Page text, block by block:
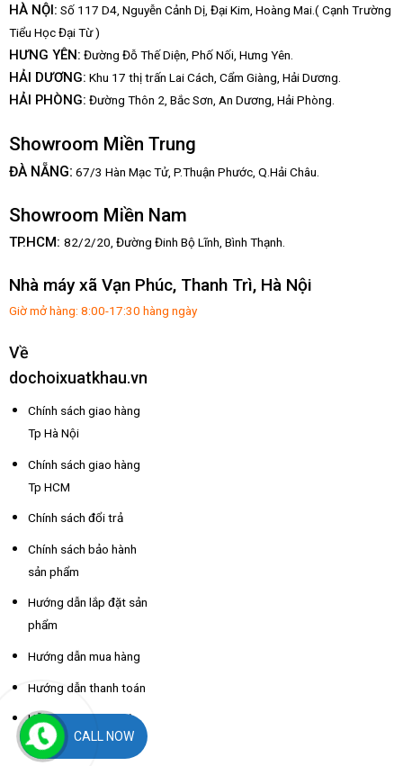
HÀ NỘI: Số 117 D4, Nguyễn Cảnh Dị, Đại Kim, Hoàng Mai.( Cạnh Trường
Tiểu Học Đại Từ )
HƯNG YÊN: Đường Đỗ Thế Diện, Phố Nối, Hưng Yên.
HẢI DƯƠNG: Khu 17 thị trấn Lai Cách, Cẩm Giàng, Hải Dương.
HẢI PHÒNG: Đường Thôn 2, Bắc Sơn, An Dương, Hải Phòng.
Showroom Miền Trung
ĐÀ NẴNG: 67/3 Hàn Mạc Tử, P.Thuận Phước, Q.Hải Châu.
Showroom Miền Nam
TP.HCM: 82/2/20, Đường Đinh Bộ Lĩnh, Bình Thạnh.
Nhà máy xã Vạn Phúc, Thanh Trì, Hà Nội
Giờ mở hàng: 8:00-17:30 hàng ngày
Về
dochoixuatkhau.vn
Chính sách giao hàng
Tp Hà Nội
Chính sách giao hàng
Tp HCM
Chính sách đổi trả
Chính sách bảo hành
sản phẩm
Hướng dẫn lắp đặt sản
phẩm
Hướng dẫn mua hàng
Hướng dẫn thanh toán
Hỗ trợ thông tin nhà
xe các tỉnhCALL NOW